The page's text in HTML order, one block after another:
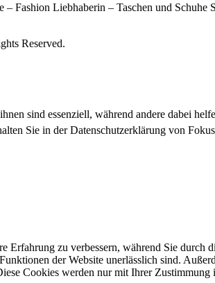
Fashion Liebhaberin – Taschen und
Reserved.
sind essenziell, während andere dabei
Sie in der Datenschutzerklärung von
Erfahrung zu verbessern, während Sie
der Website unerlässlich sind.
Cookies werden nur mit Ihrer